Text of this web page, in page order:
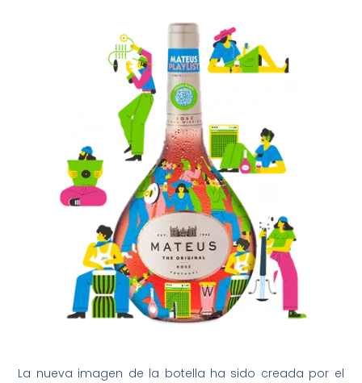
La nueva imagen de la botella ha sido creada por el